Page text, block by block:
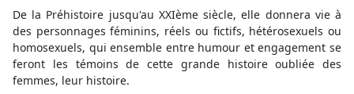
De la Préhistoire jusqu'au XXIème siècle, elle donnera vie à
des personnages féminins, réels ou fictifs, hétérosexuels ou
homosexuels, qui ensemble entre humour et engagement se
feront les témoins de cette grande histoire oubliée des
femmes, leur histoire.